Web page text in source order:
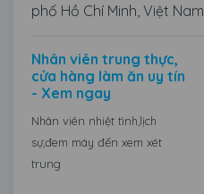
phố Hồ Chí Minh, Việt Nam
Nhân viên trung thực,
cửa hàng làm ăn uy tín
- Xem ngay
Nhân viên nhiệt tình,lịch
sự,đem máy đến xem xét
trung